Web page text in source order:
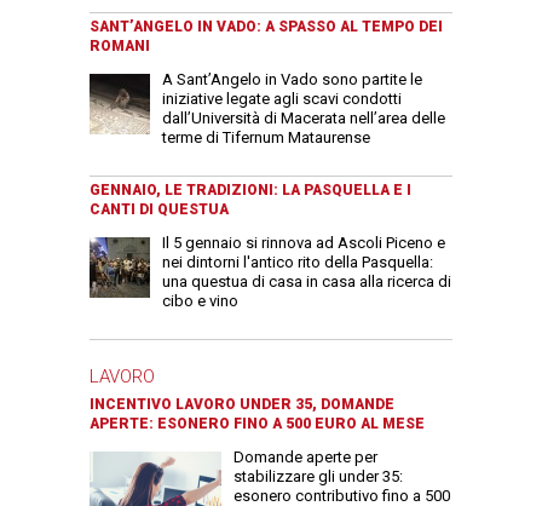
SANT’ANGELO IN VADO: A SPASSO AL TEMPO DEI
ROMANI
A Sant’Angelo in Vado sono partite le
iniziative legate agli scavi condotti
dall’Università di Macerata nell’area delle
terme di Tifernum Mataurense
GENNAIO, LE TRADIZIONI: LA PASQUELLA E I
CANTI DI QUESTUA
Il 5 gennaio si rinnova ad Ascoli Piceno e
nei dintorni l'antico rito della Pasquella:
una questua di casa in casa alla ricerca di
cibo e vino
LAVORO
INCENTIVO LAVORO UNDER 35, DOMANDE
APERTE: ESONERO FINO A 500 EURO AL MESE
Domande aperte per
stabilizzare gli under 35:
esonero contributivo fino a 500